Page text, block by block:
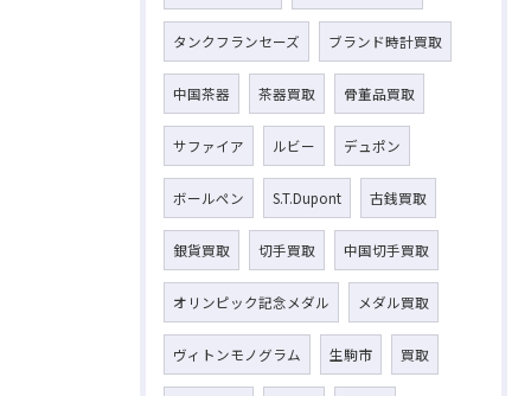
タンクフランセーズ ブランド時計買取
中国茶器 茶器買取 骨董品買取
サファイア ルビー デュポン
ボールペン S.T.Dupont 古銭買取
銀貨買取 切手買取 中国切手買取
オリンピック記念メダル メダル買取
ヴィトンモノグラム 生駒市 買取